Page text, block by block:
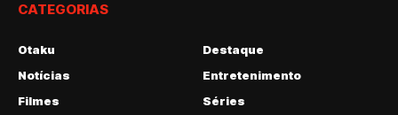
CATEGORIAS
Otaku
Destaque
Notícias
Entretenimento
Filmes
Séries